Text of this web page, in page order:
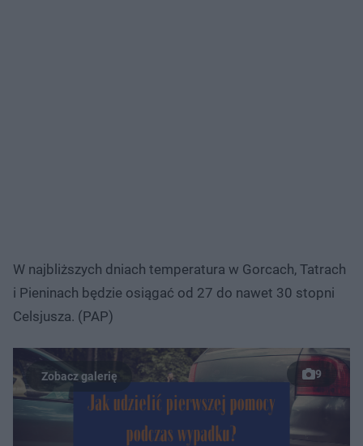
W najbliższych dniach temperatura w Gorcach, Tatrach
i Pieninach będzie osiągać od 27 do nawet 30 stopni
Celsjusza. (PAP)
9